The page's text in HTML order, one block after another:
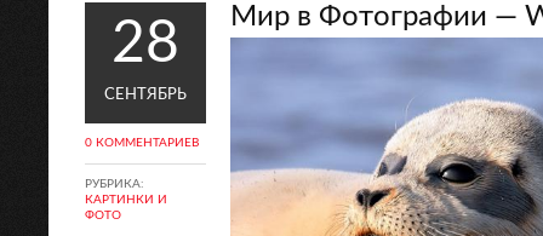
28
СЕНТЯБРЬ
0 КОММЕНТАРИЕВ
РУБРИКА:
КАРТИНКИ И
ФОТО
Мир в Фотографии —